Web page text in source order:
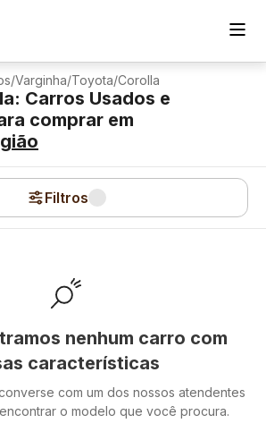
/Varginha/Toyota/Corolla
Carros Usados e
comprar em
Filtros
nenhum carro com
características
com um dos nossos atendentes
o modelo que você procura.